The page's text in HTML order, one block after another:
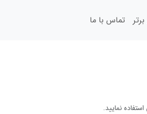
تماس با ما
نمایید.